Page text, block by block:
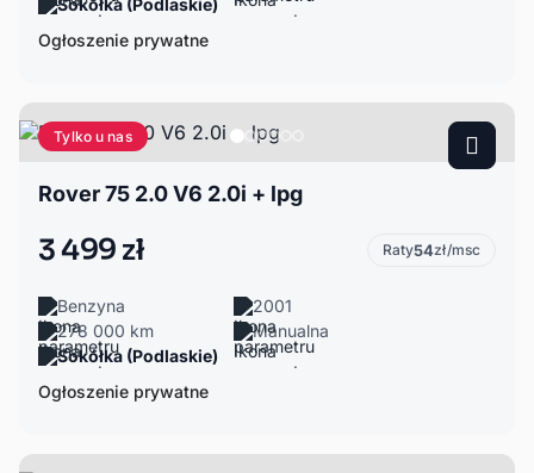
Sokółka (Podlaskie)
Ogłoszenie prywatne
Tylko u nas
Rover 75 2.0 V6 2.0i + lpg
3 499 zł Raty54zł/msc
Benzyna
2001
278 000 km
Manualna
Sokółka (Podlaskie)
Ogłoszenie prywatne